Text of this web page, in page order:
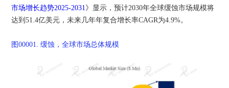
市场增长趋势2025-2031 》显示，预计2030年全球缓蚀市场规模将
达到51.4亿美元，未来几年年复合增长率CAGR为4.9%。
图00001.缓蚀，全球市场总体规模